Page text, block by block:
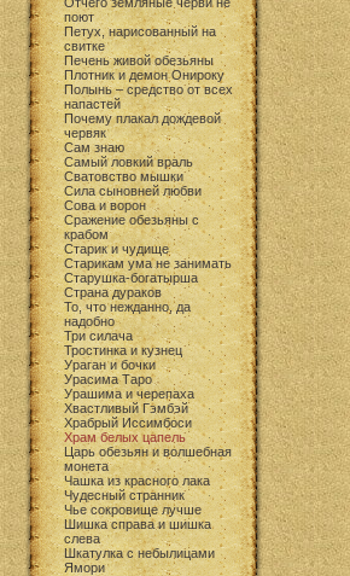
поют
Петух, нарисованный на
свитке
Печень живой обезьяны
Плотник и демон Онироку
Полынь – средство от всех
напастей
Почему плакал дождевой
червяк
Сам знаю
Самый ловкий враль
Сватовство мышки
Сила сыновней любви
Сова и ворон
Сражение обезьяны с
крабом
Старик и чудище
Старикам ума не занимать
Старушка-богатырша
Страна дураков
То, что нежданно, да
надобно
Три силача
Тростинка и кузнец
Ураган и бочки
Урасима Таро
Урашима и черепаха
Хвастливый Гэмбэй
Храбрый Иссимбоси
Храм белых цапель
Царь обезьян и волшебная
монета
Чашка из красного лака
Чудесный странник
Чье сокровище лучше
Шишка справа и шишка
слева
Шкатулка с небылицами
Ямори